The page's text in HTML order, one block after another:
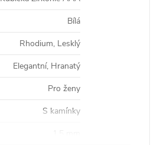
Bílá
Rhodium, Lesklý
Elegantní, Hranatý
Pro ženy
S kamínky